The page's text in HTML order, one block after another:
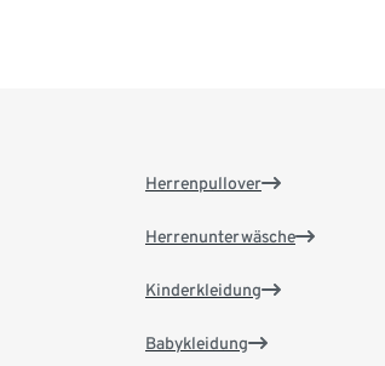
Herrenpullover
Herrenunterwäsche
Kinderkleidung
Babykleidung